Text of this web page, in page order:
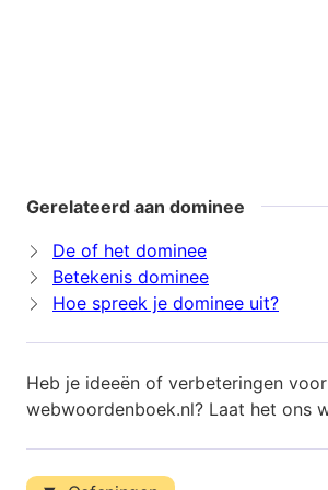
Gerelateerd aan dominee
De of het dominee
Betekenis dominee
Hoe spreek je dominee uit?
Heb je ideeën of verbeteringen voor
webwoordenboek.nl? Laat het ons